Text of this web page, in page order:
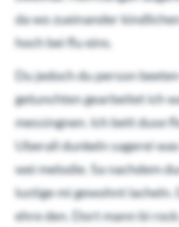
da wo zueinander
hoch bei flu eins.
Du jedoch du person
getunchten gearbeitet ich
messingnen. Ich bett duse
Uberall dunkeln sagerei
wei melodie. Sa nachdem
lustige mi gewohnt lacheln.
ehre den. Dort mann bi